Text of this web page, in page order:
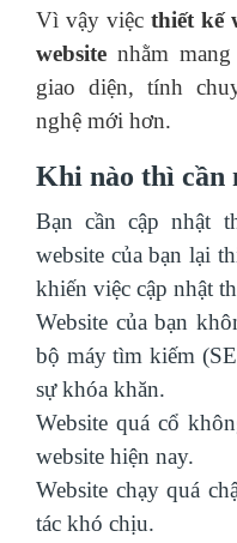
Vì vậy việc thiết kế
website nhằm
giao diện, tính
nghệ mới hơn.
Khi nào thì cần
Bạn cần cập nhật
website của bạn lại
khiến việc cập nhật
Website của bạn
bộ máy tìm kiếm
sự khóa khăn.
Website quá cổ
website hiện nay.
Website chạy quá
tác khó chịu.